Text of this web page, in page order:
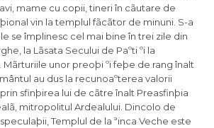
mame cu copii, tineri în cãutare de
vin la templul fãcãtor de minuni. S-a
se împlinesc cel mai bine în trei zile din
la Lãsata Secului de Paºti ºi la
Mãrturiile unor preoþi ºi feþe de rang înalt
au dus la recunoaºterea valorii
sfinþirea lui de cãtre înalt Preasfinþia
mitropolitul Ardealului. Dincolo de
Templul de la ªinca Veche este